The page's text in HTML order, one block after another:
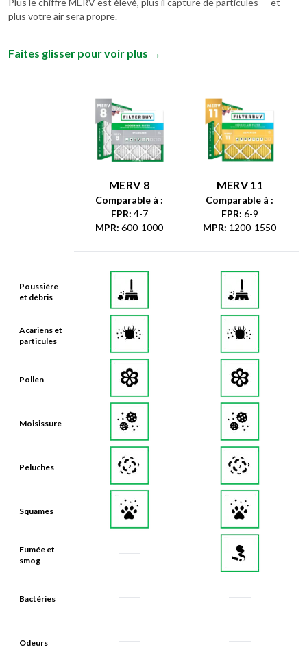
plus votre air sera propre.
Faites glisser pour voir plus →
Poussière
et débris
Acariens et
particules
Pollen
Moisissure
Peluches
Squames
Fumée et
smog
Bactéries
Odeurs
MERV 8
Comparable à :
FPR: 4-7
MPR: 600-1000
MERV 11
Comparable à :
FPR: 6-9
MPR: 1200-1550